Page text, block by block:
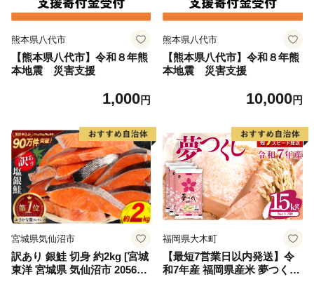
熊本県八代市
【熊本県八代市】令和８年熊
本地震 災害支援
1,000円
熊本県八代市
【熊本県八代市】令和８年熊
本地震 災害支援
10,000円
宮城県気仙沼市
訳あり 銀鮭 切身 約2kg [宮城
東洋 宮城県 気仙沼市 205649
福岡県大木町
【最短7営業日以内発送】令
和7年産 福岡県産米 夢つくし